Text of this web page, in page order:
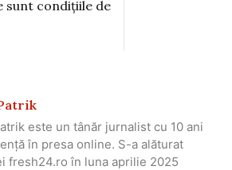
sunt condițiile de
este un tânăr jurnalist cu 10 ani
în presa online. S-a alăturat
fresh24.ro în luna aprilie 2025